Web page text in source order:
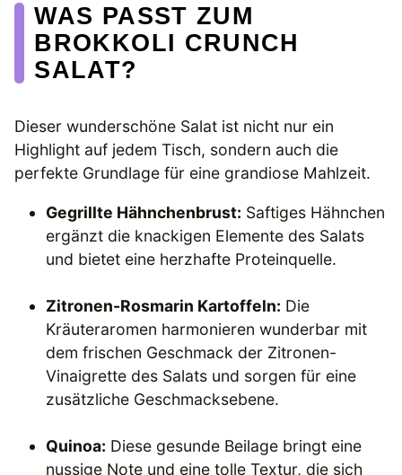
WAS PASST ZUM
BROKKOLI CRUNCH
SALAT?
Dieser wunderschöne Salat ist nicht nur ein
Highlight auf jedem Tisch, sondern auch die
perfekte Grundlage für eine grandiose Mahlzeit.
Gegrillte Hähnchenbrust: Saftiges Hähnchen
ergänzt die knackigen Elemente des Salats
und bietet eine herzhafte Proteinquelle.
Zitronen-Rosmarin Kartoffeln: Die
Kräuteraromen harmonieren wunderbar mit
dem frischen Geschmack der Zitronen-
Vinaigrette des Salats und sorgen für eine
zusätzliche Geschmacksebene.
Quinoa: Diese gesunde Beilage bringt eine
nussige Note und eine tolle Textur, die sich